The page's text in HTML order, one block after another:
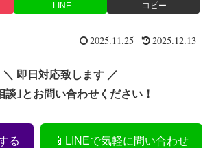
LINE コピー
2025.11.25 2025.12.13
＼ 即日対応致します ／
談｣とお問い合わせください！
る 📱LINEで気軽に問い合わせ